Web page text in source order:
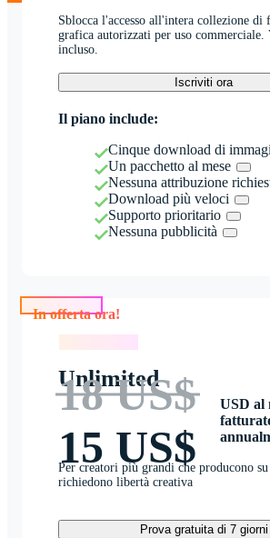
Sblocca l'accesso all'intera collezione di
grafica autorizzati per uso commerciale.
incluso.
Iscriviti ora
Il piano include:
Cinque download di
Un pacchetto al mese
Nessuna attribuzione
Download più veloci
Supporto prioritario
Nessuna pubblicità
Unlimited
18 US$
15 US$
USD al
Per creatori più grandi che producono su
richiedono libertà creativa
Prova gratuita di 7 giorni